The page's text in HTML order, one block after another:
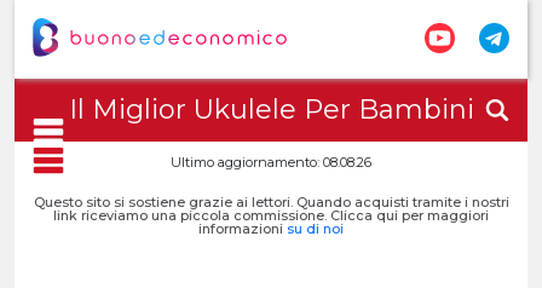
Il Miglior Ukulele Per Bambini
Ultimo aggiornamento: 08.08.26
Questo sito si sostiene grazie ai lettori. Quando acquisti tramite i nostri
link riceviamo una piccola commissione. Clicca qui per maggiori
informazioni su di noi